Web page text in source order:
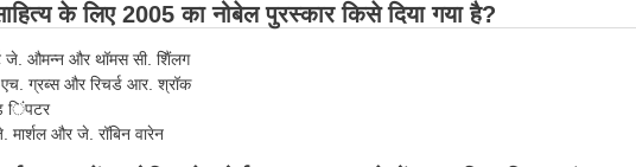
के लिए 2005 का नोबेल पुरस्कार किसे दिया गया है?
जे. औमन्न और थॉमस सी. शैिंलग
एच. ग्रब्स और रिचर्ड आर. श्रॉक
िंपटर
मार्शल और जे. रॉबिन वारेन